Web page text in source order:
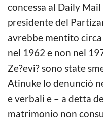
concessa al Daily
presidente del
avrebbe mentito circa
nel 1962 e non nel
Ze?evi? sono state
Atinuke lo denunciò
e verbali e – a detta
matrimonio non